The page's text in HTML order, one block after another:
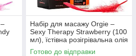
Набір для масажу Orgie –
Sexy Therapy Strawberry (100
мл), їстівна розігрівальна олія
+ пір’їнка
Готово до відправки